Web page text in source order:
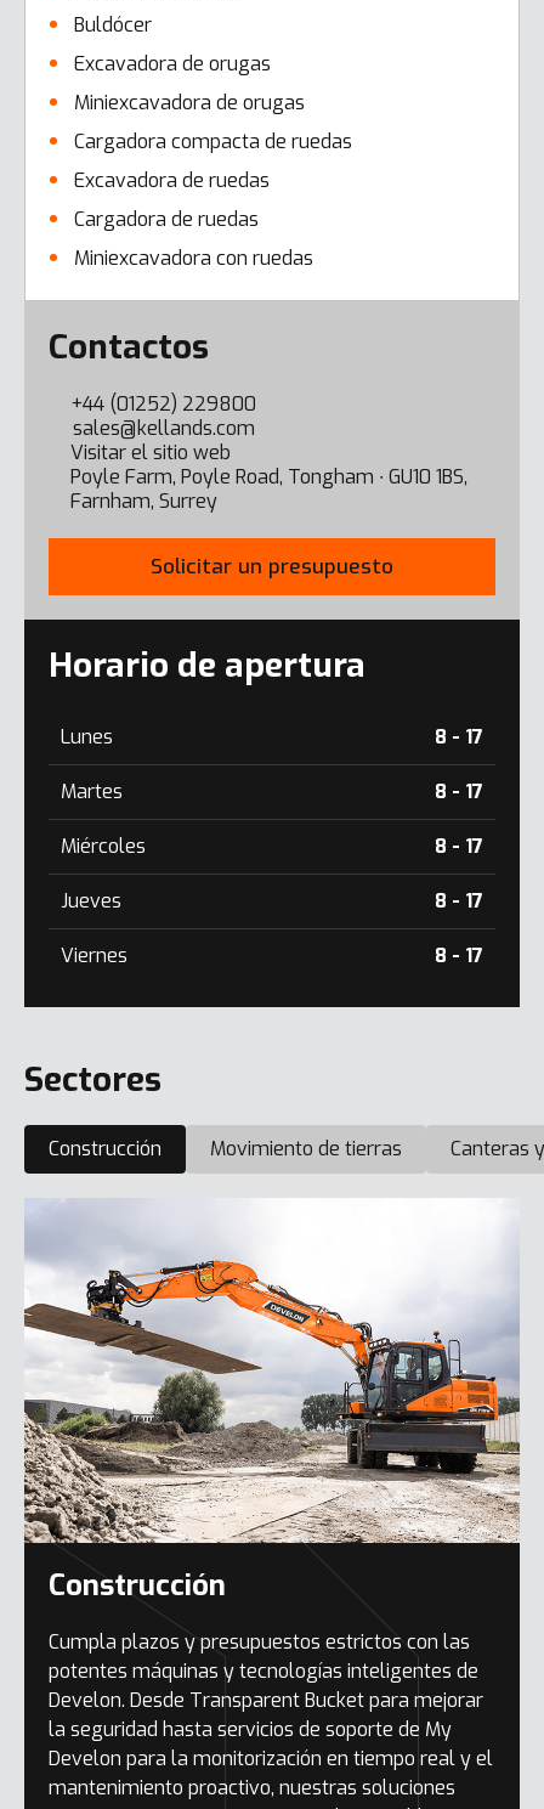
Buldócer
Excavadora de orugas
Miniexcavadora de orugas
Cargadora compacta de ruedas
Excavadora de ruedas
Cargadora de ruedas
Miniexcavadora con ruedas
Error here
Contactos
+44 (01252) 229800
sales@kellands.com
Visitar el sitio web
Poyle Farm, Poyle Road, Tongham ∙ GU10 1BS,
Farnham, Surrey
Solicitar un presupuesto
Horario de apertura
Lunes 8 - 17
Martes 8 - 17
Miércoles 8 - 17
Jueves 8 - 17
Viernes 8 - 17
Sectores
Construcción Movimiento de tierras Canteras
Construcción
Cumpla plazos y presupuestos estrictos con las
potentes máquinas y tecnologías inteligentes de
Develon. Desde Transparent Bucket para mejorar
la seguridad hasta servicios de soporte de My
Develon para la monitorización en tiempo real y el
mantenimiento proactivo, nuestras soluciones